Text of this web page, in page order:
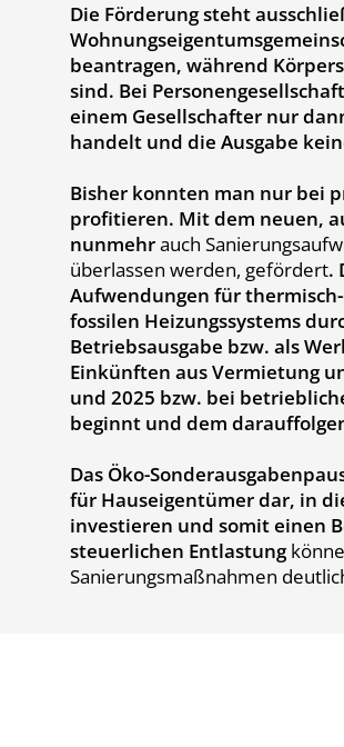
Die Förderung steht
beantragen, während
sind. Bei
einem Gesellschafter nur
handelt und die Ausgabe
Bisher konnten man nur bei
profitieren. Mit dem neuen,
nunmehrauch
überlassen werden, gefördert.
Aufwendungen für
fossilen Heizungssystems
Betriebsausgabe bzw. als
Einkünften aus Vermietung
und 2025 bzw. bei
beginnt und dem
Das Öko-
für Hauseigentümer dar, in
investieren und somit einen
steuerlichen Entlastung
Sanierungsmaßnahmen